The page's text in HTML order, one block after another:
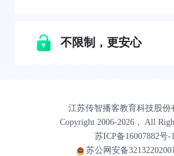
不限制，更安心
江苏传智播客教育科技股份
Copyright 2006-2026， All
苏ICP备16007882号-
苏公网安备